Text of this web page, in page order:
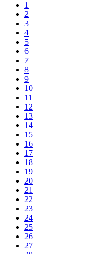
1
2
3
4
5
6
7
8
9
10
11
12
13
14
15
16
17
18
19
20
21
22
23
24
25
26
27